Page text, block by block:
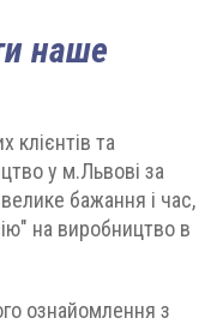
наше
та
у м.Львові за
бажання і час,
на виробництво в
ознайомлення з